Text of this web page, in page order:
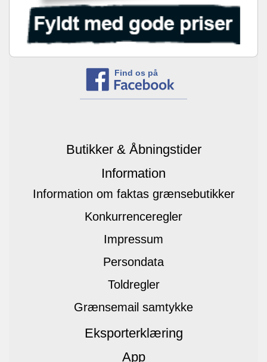
Find os på
Butikker & Åbningstider
Information
Information om faktas grænsebutikker
Konkurrenceregler
Impressum
Persondata
Toldregler
Grænsemail samtykke
Eksporterklæring
App